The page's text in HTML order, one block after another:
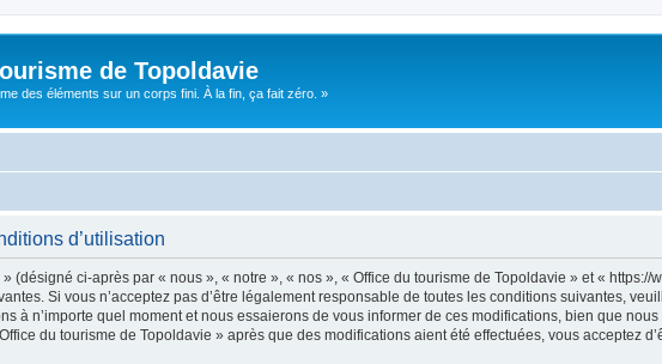
de Topoldavie
des éléments sur un corps fini. À la fin, ça fait zéro. »
d’utilisation
(désigné ci-après par « nous », « notre », « nos », « Office du tourisme de Topoldavie » et «
Si vous n’acceptez pas d’être légalement responsable de toutes les conditions suivantes,
à n’importe quel moment et nous essaierons de vous informer de ces modifications, bien que
du tourisme de Topoldavie » après que des modifications aient été effectuées, vous acceptez